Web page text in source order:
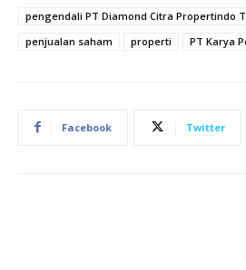
pengendali PT Diamond Citra Propertindo
penjualan saham
properti PT Karya
Facebook Twitter